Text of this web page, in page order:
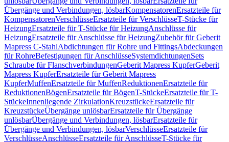
Übergänge und Verbindungen, lösbarKompensatorenErsatzteile für
KompensatorenVerschlüsseErsatzteile für VerschlüsseT-Stücke für
HeizungErsatzteile für T-Stücke für HeizungAnschlüsse für
HeizungErsatzteile für Anschlüsse für HeizungZubehör für Geberit
Mapress C-StahlAbdichtungen für Rohre und FittingsAbdeckungen
für RohreBefestigungen für AnschlüsseSystemdichtungenSets
Schraube für FlanschverbindungenGeberit Mapress KupferGeberit
Mapress KupferErsatzteile für Geberit Mapress
KupferMuffenErsatzteile für MuffenReduktionenErsatzteile für
ReduktionenBögenErsatzteile für BögenT-StückeErsatzteile für T-
StückeInnenliegende ZirkulationKreuzstückeErsatzteile für
KreuzstückeÜbergänge unlösbarErsatzteile für Übergänge
unlösbarÜbergänge und Verbindungen, lösbarErsatzteile für
Übergänge und Verbindungen, lösbarVerschlüsseErsatzteile für
VerschlüsseAnschlüsseErsatzteile für AnschlüsseT-Stücke für